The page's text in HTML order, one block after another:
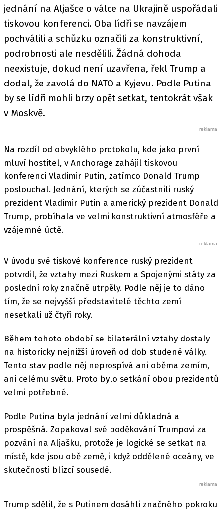
jednání na Aljašce o válce na Ukrajině uspořádali
tiskovou konferenci. Oba lídři se navzájem
pochválili a schůzku označili za konstruktivní,
podrobnosti ale nesdělili. Žádná dohoda
neexistuje, dokud není uzavřena, řekl Trump a
dodal, že zavolá do NATO a Kyjevu. Podle Putina
by se lídři mohli brzy opět setkat, tentokrát však
v Moskvě.
Na rozdíl od obvyklého protokolu, kde jako první
mluví hostitel, v Anchorage zahájil tiskovou
konferenci Vladimir Putin, zatímco Donald Trump
poslouchal. Jednání, kterých se zúčastnili ruský
prezident Vladimir Putin a americký prezident Donald
Trump, probíhala ve velmi konstruktivní atmosféře a
vzájemné úctě.
V úvodu své tiskové konference ruský prezident
potvrdil, že vztahy mezi Ruskem a Spojenými státy za
poslední roky značně utrpěly. Podle něj je to dáno
tím, že se nejvyšší představitelé těchto zemí
nesetkali už čtyři roky.
Během tohoto období se bilaterální vztahy dostaly
na historicky nejnižší úroveň od dob studené války.
Tento stav podle něj neprospívá ani oběma zemím,
ani celému světu. Proto bylo setkání obou prezidentů
velmi potřebné.
Podle Putina byla jednání velmi důkladná a
prospěšná. Zopakoval své poděkování Trumpovi za
pozvání na Aljašku, protože je logické se setkat na
místě, kde jsou obě země, i když oddělené oceány, ve
skutečnosti blízcí sousedé.
Trump sdělil, že s Putinem dosáhli značného pokroku